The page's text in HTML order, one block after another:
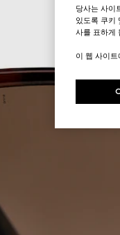
당사는 사이
있도록 쿠키
사를 표하게
이 웹 사이